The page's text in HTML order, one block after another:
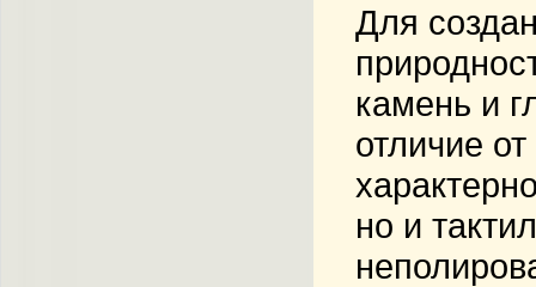
Для
камень и
отличие
но и